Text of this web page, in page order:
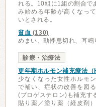
れる。10組に1組の割合で
み始める年齢が高くなっ
いとされる。
貧血 (130)
めまい、動悸息切れ、耳
診療・治療法
更年期ホルモン補充療法（
少なくなった女性ホルモ
で補い、症状の改善を図
(プロゲステロン)も補充す
貼り薬／塗り薬（経皮剤